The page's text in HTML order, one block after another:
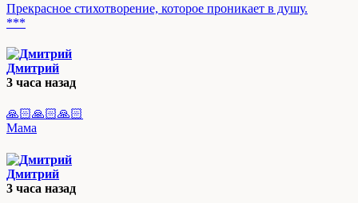
Прекрасное стихотворение, которое проникает в душу.
***
Дмитрий
3 часа назад
🙏🏻🙏🏻🙏🏻
Мама
Дмитрий
3 часа назад